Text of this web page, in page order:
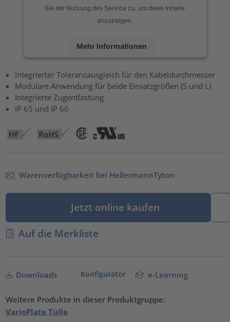
Sie der Nutzung des Service zu, um diese Inhalte
anzuzeigen.
Mehr Informationen
Akzeptieren
powered byUsercentrics Consent Management Platform
Integrierter Toleranzausgleich für den Kabeldurchmesser
Modulare Anwendung für beide Einsatzgrößen (S und L)
Integrierte Zugentlastung
IP 65 und IP 66
Warenverfügbarkeit bei HellermannTyton
Jetzt online kaufen
Auf die Merkliste
Downloads Konfigurator e-Learning
Weitere Produkte in dieser Produktgruppe:
VarioPlate Tülle